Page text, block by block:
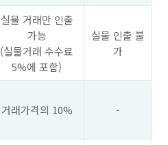
실물 거래만 인출
가능
(실물거래 수수료
5%에 포함)
실물 인출 불
가
거래가격의 10% -